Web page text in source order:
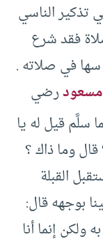
تذكير الناسي
فقد شرع
سها في صلاته .
مسعودرضي
سلَّم قيل له يا
وما ذاك ؟
القبلة
بوجهه قال:
إنما أنا